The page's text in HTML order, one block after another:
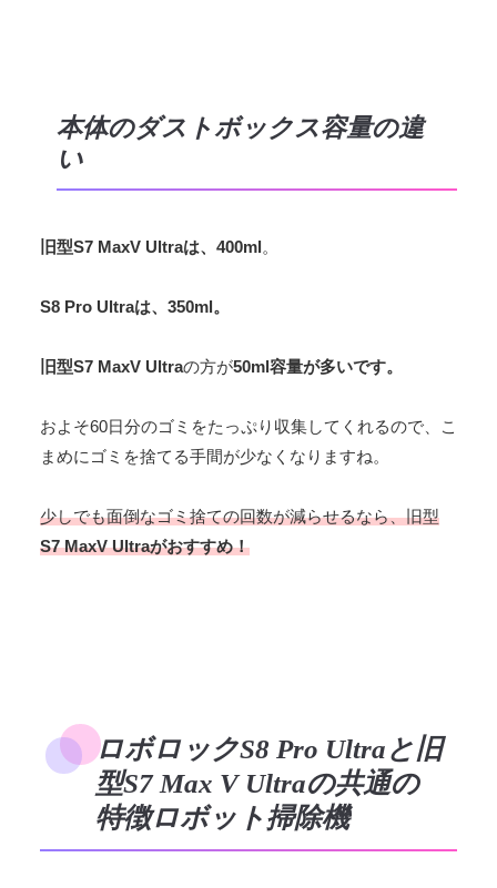
本体のダストボックス容量の違
い
旧型S7 MaxV Ultraは、400ml。
S8 Pro Ultraは、350ml。
旧型S7 MaxV Ultraの方が50ml容量が多いです。
およそ60日分のゴミをたっぷり収集してくれるので、こ
まめにゴミを捨てる手間が少なくなりますね。
少しでも面倒なゴミ捨ての回数が減らせるなら、旧型
S7 MaxV Ultraがおすすめ！
ロボロックS8 Pro Ultraと旧
型S7 Max V Ultraの共通の
特徴ロボット掃除機